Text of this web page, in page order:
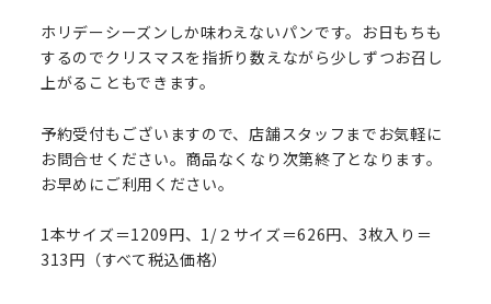
ホリデーシーズンしか味わえないパンです。お日もちも
するのでクリスマスを指折り数えながら少しずつお召し
上がることもできます。
予約受付もございますので、店舗スタッフまでお気軽に
お問合せください。商品なくなり次第終了となります。
お早めにご利用ください。
1本サイズ＝1209円、1/２サイズ＝626円、3枚入り＝
313円（すべて税込価格）